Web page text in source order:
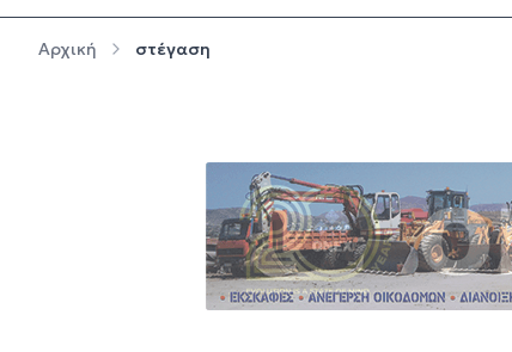
Αρχική στέγαση